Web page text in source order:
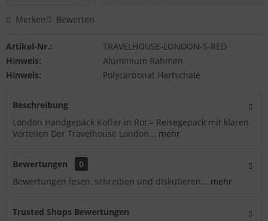
Merken Bewerten
Artikel-Nr.:
TRAVELHOUSE-LONDON-S-RED
Hinweis:
Aluminium Rahmen
Hinweis:
Polycarbonat Hartschale
Beschreibung
London Handgepäck Koffer in Rot – Reisegepäck mit klaren
Vorteilen Der Travelhouse London... mehr
Bewertungen
0
Bewertungen lesen, schreiben und diskutieren... mehr
Trusted Shops Bewertungen